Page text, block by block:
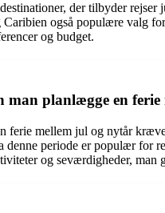
der tilbyder
også populære valg
og budget.
man planlægge en
ferie mellem jul og nytår
denne periode er populær for
og seværdigheder, man